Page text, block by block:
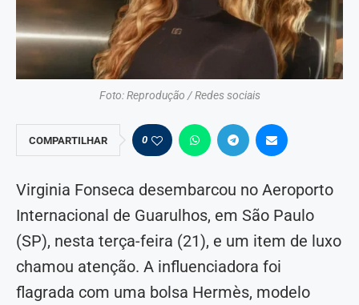
Foto: Reprodução / Redes sociais
COMPARTILHAR 0
Virginia Fonseca desembarcou no Aeroporto
Internacional de Guarulhos, em São Paulo
(SP), nesta terça-feira (21), e um item de luxo
chamou atenção. A influenciadora foi
flagrada com uma bolsa Hermès, modelo